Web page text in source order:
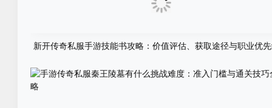
新开传奇私服手游技能书攻略：价值评估、获取途径与职业优